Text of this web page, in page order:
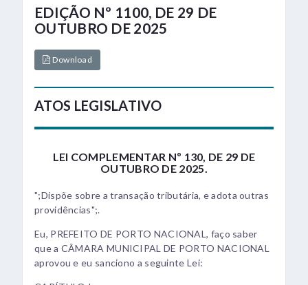
EDIÇÃO Nº 1100, DE 29 DE
OUTUBRO DE 2025
Download
ATOS LEGISLATIVO
LEI COMPLEMENTAR Nº 130, DE 29 DE
OUTUBRO DE 2025.
";Dispõe sobre a transação tributária, e adota outras
providências";.
Eu, PREFEITO DE PORTO NACIONAL, faço saber
que a CÂMARA MUNICIPAL DE PORTO NACIONAL
aprovou e eu sanciono a seguinte Lei: